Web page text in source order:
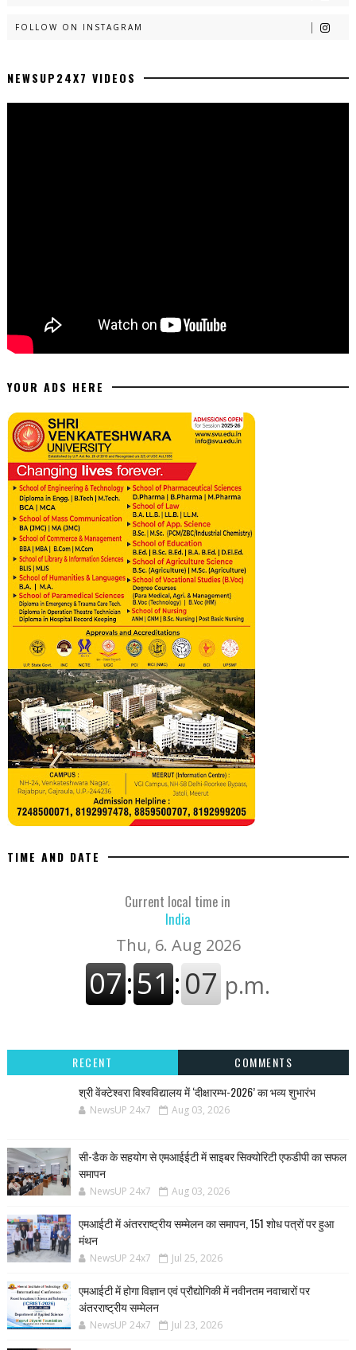
FOLLOW ON INSTAGRAM
NEWSUP24X7 VIDEOS
YOUR ADS HERE
TIME AND DATE
Current local time in
India
RECENT
COMMENTS
श्री वेंक्टेश्वरा विश्वविद्यालय में ‘दीक्षारम्भ-2026’ का भव्य शुभारंभ
NewsUP 24x7 Aug 03, 2026
सी-डैक के सहयोग से एमआईईटी में साइबर सिक्योरिटी एफडीपी का सफल
समापन
NewsUP 24x7 Aug 03, 2026
एमआईटी में अंतरराष्ट्रीय सम्मेलन का समापन, 151 शोध पत्रों पर हुआ
मंथन
NewsUP 24x7 Jul 25, 2026
एमआईटी में होगा विज्ञान एवं प्रौद्योगिकी में नवीनतम नवाचारों पर
अंतरराष्ट्रीय सम्मेलन
NewsUP 24x7 Jul 23, 2026